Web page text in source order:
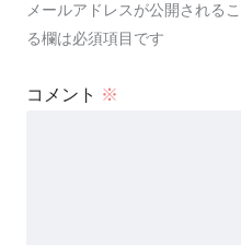
メールアドレスが公開される
る欄は必須項目です
コメント ※